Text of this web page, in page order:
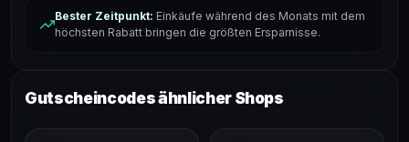
Bester Zeitpunkt: Einkäufe während des Monats mit dem
höchsten Rabatt bringen die größten Ersparnisse.
Gutscheincodes ähnlicher Shops